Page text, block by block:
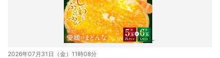
2026年07月31日（金）11時08分